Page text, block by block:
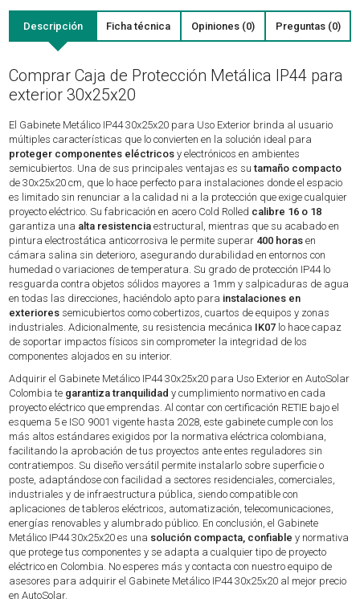
Descripción Ficha técnica Opiniones (0) Preguntas (0)
Comprar Caja de Protección Metálica IP44 para
exterior 30x25x20
El Gabinete Metálico IP44 30x25x20 para Uso Exterior brinda al usuario
múltiples características que lo convierten en la solución ideal para
proteger componentes eléctricosy electrónicos en ambientes
semicubiertos. Una de sus principales ventajas es su tamaño compacto
de 30x25x20 cm, que lo hace perfecto para instalaciones donde el espacio
es limitado sin renunciar a la calidad ni a la protección que exige cualquier
proyecto eléctrico. Su fabricación en acero Cold Rolled calibre 16 o 18
garantiza una alta resistencia estructural, mientras que su acabado en
pintura electrostática anticorrosiva le permite superar 400 horas en
cámara salina sin deterioro, asegurando durabilidad en entornos con
humedad o variaciones de temperatura. Su grado de protección IP44 lo
resguarda contra objetos sólidos mayores a 1mm y salpicaduras de agua
en todas las direcciones, haciéndolo apto para instalaciones en
exteriores semicubiertos como cobertizos, cuartos de equipos y zonas
industriales. Adicionalmente, su resistencia mecánica IK07 lo hace capaz
de soportar impactos físicos sin comprometer la integridad de los
componentes alojados en su interior.
Adquirir el Gabinete Metálico IP44 30x25x20 para Uso Exterior en AutoSolar
Colombia te garantiza tranquilidad y cumplimiento normativo en cada
proyecto eléctrico que emprendas. Al contar con certificación RETIE bajo el
esquema 5 e ISO 9001 vigente hasta 2028, este gabinete cumple con los
más altos estándares exigidos por la normativa eléctrica colombiana,
facilitando la aprobación de tus proyectos ante entes reguladores sin
contratiempos. Su diseño versátil permite instalarlo sobre superficie o
poste, adaptándose con facilidad a sectores residenciales, comerciales,
industriales y de infraestructura pública, siendo compatible con
aplicaciones de tableros eléctricos, automatización, telecomunicaciones,
energías renovables y alumbrado público. En conclusión, el Gabinete
Metálico IP44 30x25x20 es una solución compacta, confiable y normativa
que protege tus componentes y se adapta a cualquier tipo de proyecto
eléctrico en Colombia. No esperes más y contacta con nuestro equipo de
asesores para adquirir el Gabinete Metálico IP44 30x25x20 al mejor precio
en AutoSolar.